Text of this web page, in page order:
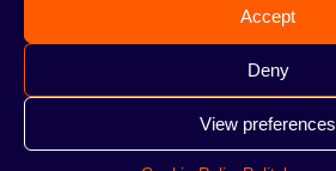
Accept
Deny
View preferences
одиночестве; это интересный ритуал,
Несмотря на то, знакомы тебе слова
нет, это место идеально подходит для тебя!
е